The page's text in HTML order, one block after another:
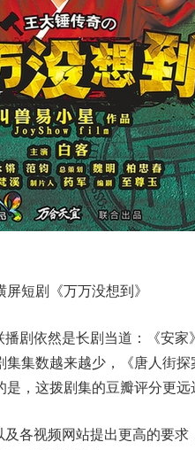
剧《万万没想到》
依然是长剧当道：《安家
集数越来越少，《唐人街探
，这拨剧集的豆瓣评分更远
视频网站提出更高的要求